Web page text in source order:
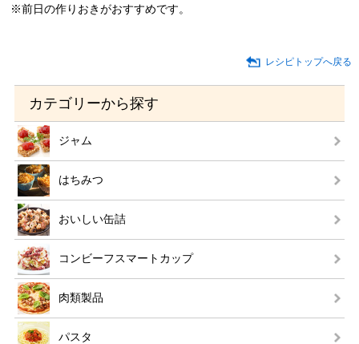
※前日の作りおきがおすすめです。
レシピトップへ戻る
カテゴリーから探す
ジャム
はちみつ
おいしい缶詰
コンビーフスマートカップ
肉類製品
パスタ